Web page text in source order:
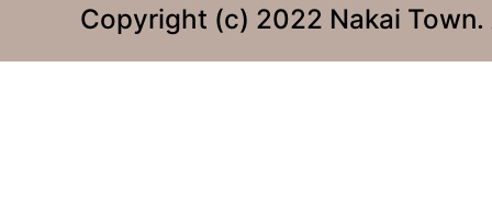
Copyright (c) 2022 Nakai Town.